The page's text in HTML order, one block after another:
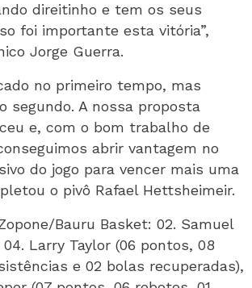
direitinho e tem os seus
foi importante esta vitória”,
Jorge Guerra.
no primeiro tempo, mas
segundo. A nossa proposta
e, com o bom trabalho de
abrir vantagem no
do jogo para vencer mais uma
o pivô Rafael Hettsheimeir.
Bauru Basket: 02. Samuel
04. Larry Taylor (06 pontos, 08
e 02 bolas recuperadas),